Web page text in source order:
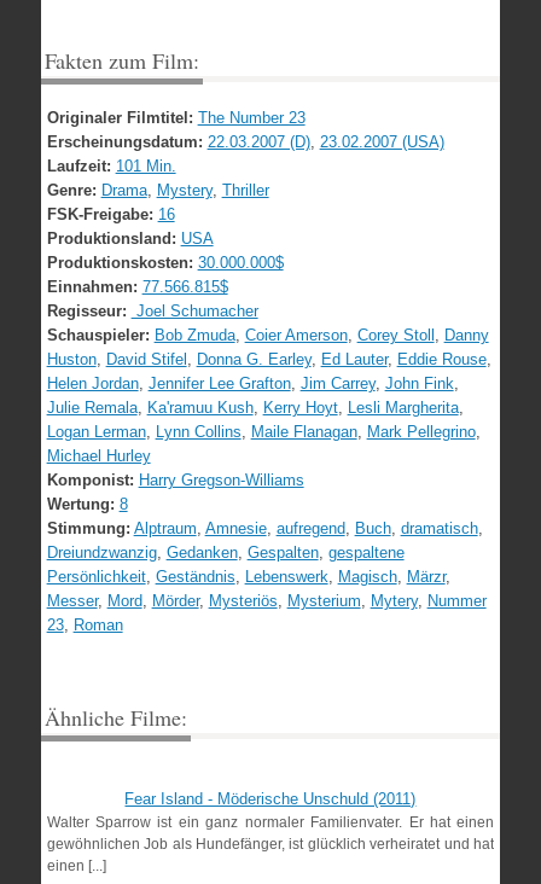
Fakten zum Film:
Originaler Filmtitel: The Number 23
Erscheinungsdatum: 22.03.2007 (D), 23.02.2007 (USA)
Laufzeit: 101 Min.
Genre: Drama, Mystery, Thriller
FSK-Freigabe: 16
Produktionsland: USA
Produktionskosten: 30.000.000$
Einnahmen: 77.566.815$
Regisseur: Joel Schumacher
Schauspieler: Bob Zmuda, Coier Amerson, Corey Stoll
Danny
Huston, David Stifel Donna G. Earley, Ed Lauter, Eddie Rouse,
Helen Jordan, Jennifer Lee Grafton, Jim Carrey, John Fink
Julie Remala, Ka'ramuu Kush, Kerry Hoyt, Lesli Margherita,
Logan Lerman, Lynn Collins Maile Flanagan, Mark Pellegrino,
Michael Hurley
Komponist: Harry Gregson-Williams
Wertung: 8
Stimmung: Alptraum Amnesie, aufregend, Buch, dramatisch,
Dreiundzwanzig, Gedanken, Gespalten, gespaltene
Persönlichkeit, Geständnis Lebenswerk Magisch, Märzr,
Messer, Mord, Mörder, Mysteriös Mysterium Mytery, Nummer
23, Roman
Ähnliche Filme:
Fear Island - Möderische Unschuld (2011)
Walter Sparrow ist ein ganz normaler Familienvater. Er hat einen
gewöhnlichen Job als Hundefänger, ist glücklich verheiratet und hat
einen [...]